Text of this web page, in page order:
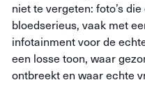
niet te vergeten: foto’s die
bloedserieus, vaak met
infotainment voor de
een losse toon, waar
ontbreekt en waar echte